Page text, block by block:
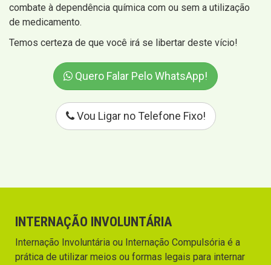
combate à dependência química com ou sem a utilização
de medicamento.
Temos certeza de que você irá se libertar deste vício!
Quero Falar Pelo WhatsApp!
Vou Ligar no Telefone Fixo!
INTERNAÇÃO INVOLUNTÁRIA
Internação Involuntária ou Internação Compulsória é a
prática de utilizar meios ou formas legais para internar